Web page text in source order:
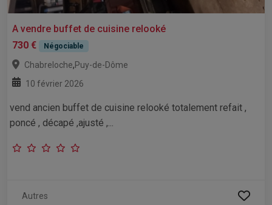
A vendre buffet de cuisine relooké
730 €
Négociable
Chabreloche,Puy-de-Dôme
10 février 2026
vend ancien buffet de cuisine relooké totalement refait ,
poncé , décapé ,ajusté ,...
Autres